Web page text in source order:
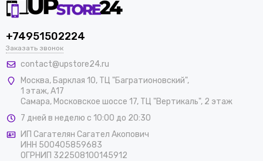
+74951502224
Заказать звонок
contact@upstore24.ru
Москва, Барклая 10, ТЦ "Багратионовский",
1 этаж, А17
Самара, Московское шоссе 17, ТЦ "Вертикаль", 2 этаж
7 дней в неделю с 10:00 до 20:30
ИП Сагателян Сагател Акопович
ИНН 500405859683
ОГРНИП 322508100145912